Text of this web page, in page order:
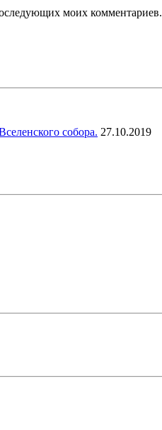
моих комментариев.
собора. 27.10.2019